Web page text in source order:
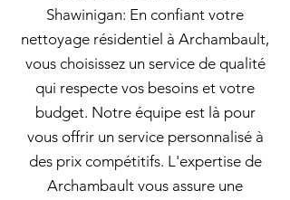
Shawinigan: En confiant votre
nettoyage résidentiel à Archambault,
vous choisissez un service de qualité
qui respecte vos besoins et votre
budget. Notre équipe est là pour
vous offrir un service personnalisé à
des prix compétitifs. L'expertise de
Archambault vous assure une